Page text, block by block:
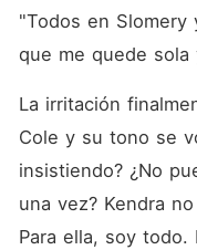
"Todos en Slomery
que me quede
La irritación
Cole y su tono se
insistiendo? ¿No
una vez? Kendra
Para ella, soy todo.